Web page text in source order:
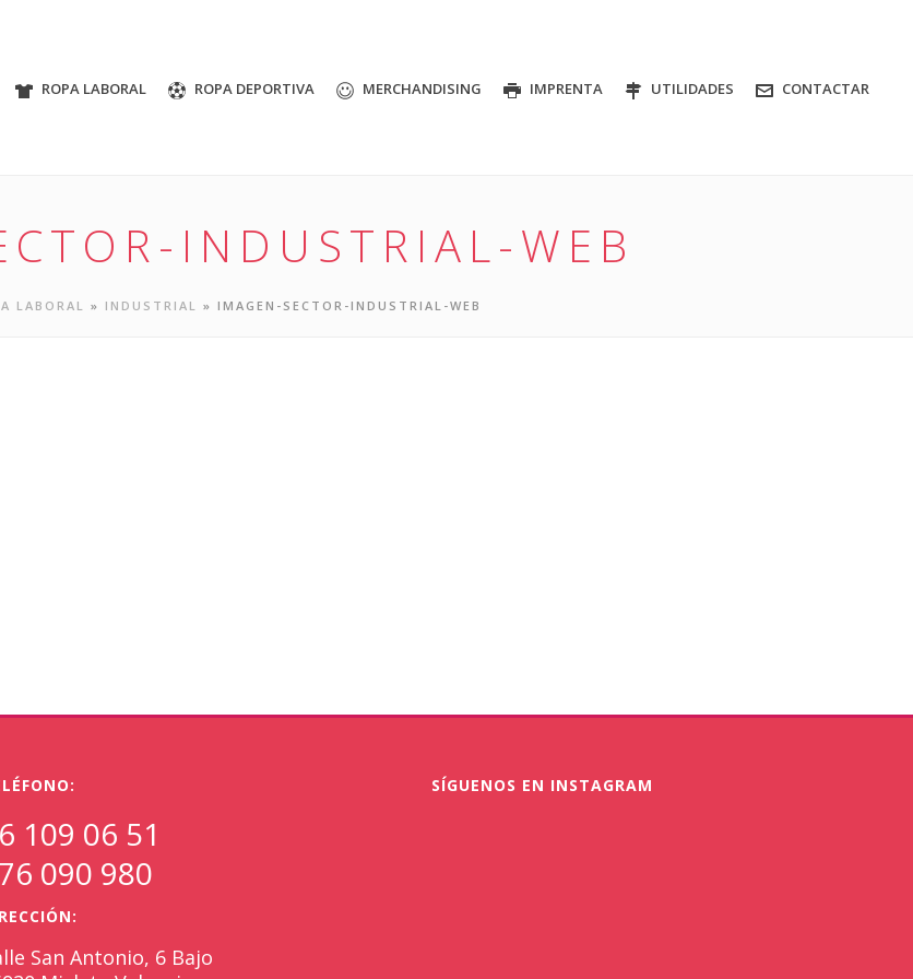
ROPA LABORAL ROPA DEPORTIVA MERCHANDISING IMPRENTA UTILIDADES CONTACTAR
INDUSTRIAL-WEB
LABORAL » INDUSTRIAL » IMAGEN-SECTOR-INDUSTRIAL-WEB
109 06 51
090 980
San Antonio, 6 Bajo
SÍGUENOS EN INSTAGRAM